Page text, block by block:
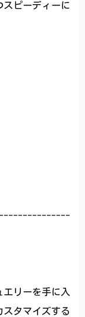
ピーディーに
リーを手に入
タマイズする